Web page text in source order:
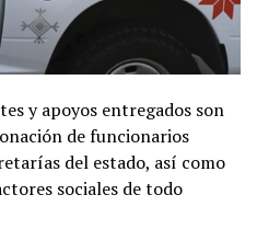
y apoyos entregados son
de funcionarios
del estado, así como
sociales de todo